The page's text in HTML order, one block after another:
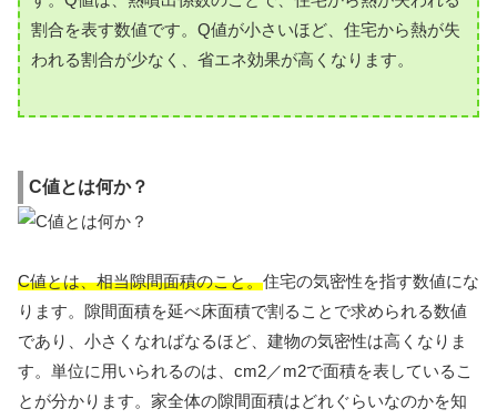
割合を表す数値です。Q値が小さいほど、住宅から熱が失
われる割合が少なく、省エネ効果が高くなります。
C値とは何か？
C値とは、相当隙間面積のこと。住宅の気密性を指す数値にな
ります。隙間面積を延べ床面積で割ることで求められる数値
であり、小さくなればなるほど、建物の気密性は高くなりま
す。単位に用いられるのは、cm2／m2で面積を表しているこ
とが分かります。家全体の隙間面積はどれぐらいなのかを知